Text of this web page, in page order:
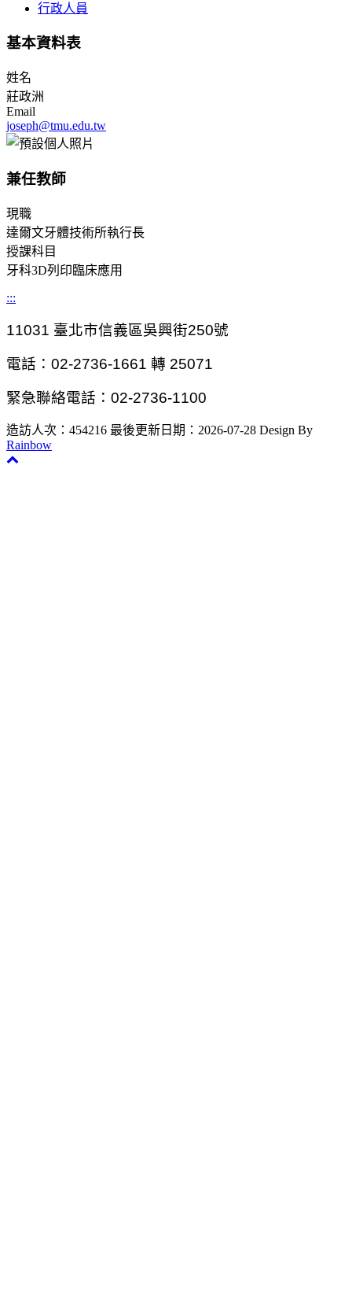
行政人員
基本資料表
姓名
莊政洲
Email
joseph@tmu.edu.tw
兼任教師
現職
達爾文牙體技術所執行長
授課科目
牙科3D列印臨床應用
:::
11031 臺北市信義區吳興街250號
電話：02-2736-1661 轉 25071
緊急聯絡電話：02-2736-1100
造訪人次：454216 最後更新日期：2026-07-28 Design By
Rainbow